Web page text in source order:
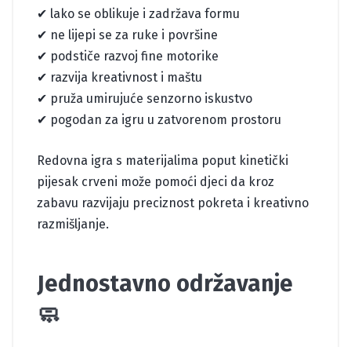
✔ lako se oblikuje i zadržava formu
✔ ne lijepi se za ruke i površine
✔ podstiče razvoj fine motorike
✔ razvija kreativnost i maštu
✔ pruža umirujuće senzorno iskustvo
✔ pogodan za igru u zatvorenom prostoru
Redovna igra s materijalima poput kinetički
pijesak crveni može pomoći djeci da kroz
zabavu razvijaju preciznost pokreta i kreativno
razmišljanje.
Jednostavno održavanje
🧼